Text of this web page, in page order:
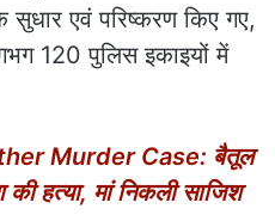
एवं परिष्करण किए गए,
120 पुलिस इकाइयों में
Murder Case: बैतूल
हत्या, मां निकली साजिश